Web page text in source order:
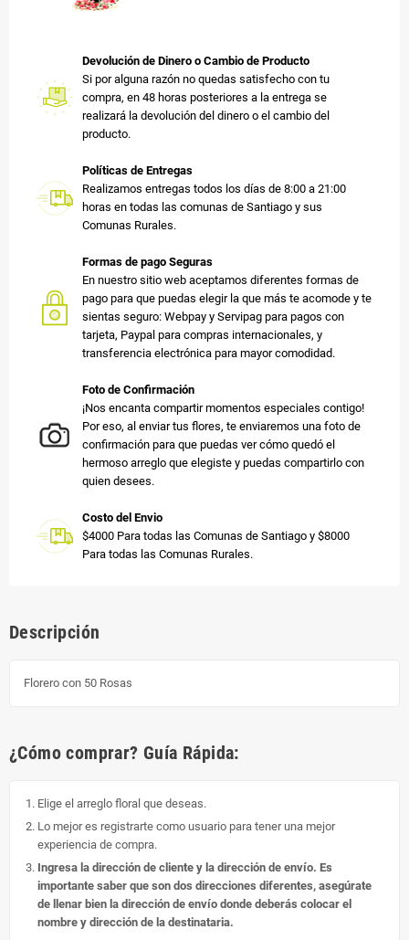
Devolución de Dinero o Cambio de Producto
Si por alguna razón no quedas satisfecho con tu
compra, en 48 horas posteriores a la entrega se
realizará la devolución del dinero o el cambio del
producto.
Políticas de Entregas
Realizamos entregas todos los días de 8:00 a 21:00
horas en todas las comunas de Santiago y sus
Comunas Rurales.
Formas de pago Seguras
En nuestro sitio web aceptamos diferentes formas de
pago para que puedas elegir la que más te acomode y te
sientas seguro: Webpay y Servipag para pagos con
tarjeta, Paypal para compras internacionales, y
transferencia electrónica para mayor comodidad.
Foto de Confirmación
¡Nos encanta compartir momentos especiales contigo!
Por eso, al enviar tus flores, te enviaremos una foto de
confirmación para que puedas ver cómo quedó el
hermoso arreglo que elegiste y puedas compartirlo con
quien desees.
Costo del Envio
$4000 Para todas las Comunas de Santiago y $8000
Para todas las Comunas Rurales.
Descripción
Florero con 50 Rosas
¿Cómo comprar? Guía Rápida:
Elige el arreglo floral que deseas.
Lo mejor es registrarte como usuario para tener una mejor
experiencia de compra.
Ingresa la dirección de cliente y la dirección de envío. Es
importante saber que son dos direcciones diferentes, asegúrate
de llenar bien la dirección de envío donde deberás colocar el
nombre y dirección de la destinataria.